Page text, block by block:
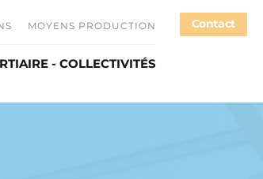
MOYENS PRODUCTION
- COLLECTIVITÉS
Contact